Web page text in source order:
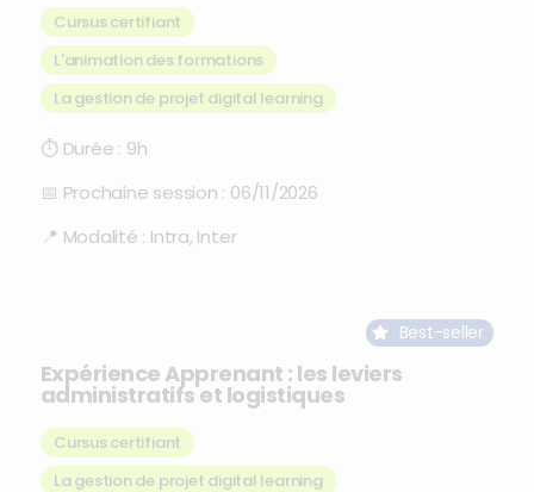
Cursus certifiant
L'animation des formations
La gestion de projet digital learning
⏱ Durée : 9h
📅 Prochaine session : 06/11/2026
📍 Modalité : Intra, Inter
Best-seller
Expérience Apprenant : les leviers
administratifs et logistiques
Cursus certifiant
La gestion de projet digital learning